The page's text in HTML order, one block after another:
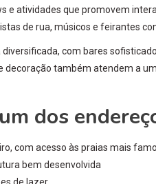
atividades que promovem
de rua, músicos e feirantes
com bares
decoração também atendem a
dos
com acesso às praias mais
bem desenvolvida